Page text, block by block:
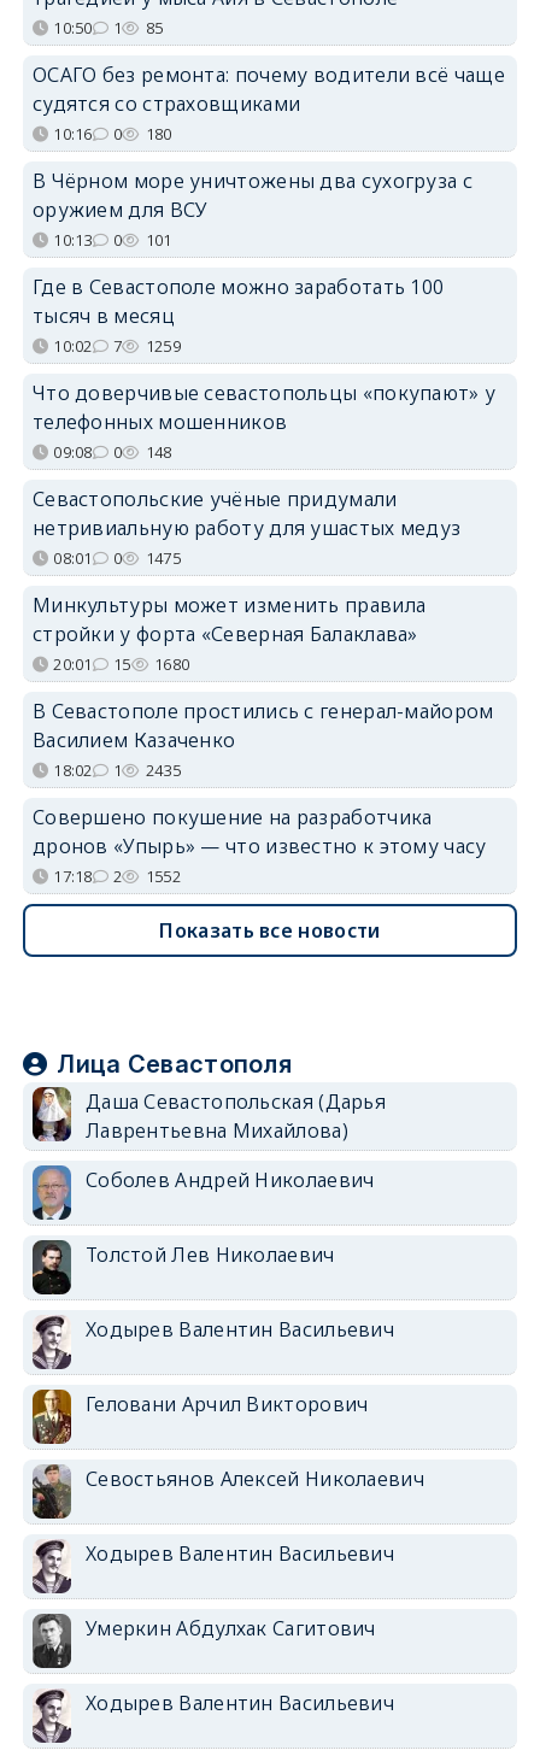
10:50 1 85
ОСАГО без ремонта: почему водители всё чаще
судятся со страховщиками
10:16 0 180
В Чёрном море уничтожены два сухогруза с
оружием для ВСУ
10:13 0 101
Где в Севастополе можно заработать 100
тысяч в месяц
10:02 7 1259
Что доверчивые севастопольцы «покупают» у
телефонных мошенников
09:08 0 148
Севастопольские учёные придумали
нетривиальную работу для ушастых медуз
08:01 0 1475
Минкультуры может изменить правила
стройки у форта «Северная Балаклава»
20:01 15 1680
В Севастополе простились с генерал-майором
Василием Казаченко
18:02 1 2435
Совершено покушение на разработчика
дронов «Упырь» — что известно к этому часу
17:18 2 1552
Показать все новости
Лица Севастополя
Даша Севастопольская (Дарья
Лаврентьевна Михайлова)
Соболев Андрей Николаевич
Толстой Лев Николаевич
Ходырев Валентин Васильевич
Геловани Арчил Викторович
Севостьянов Алексей Николаевич
Ходырев Валентин Васильевич
Умеркин Абдулхак Сагитович
Ходырев Валентин Васильевич